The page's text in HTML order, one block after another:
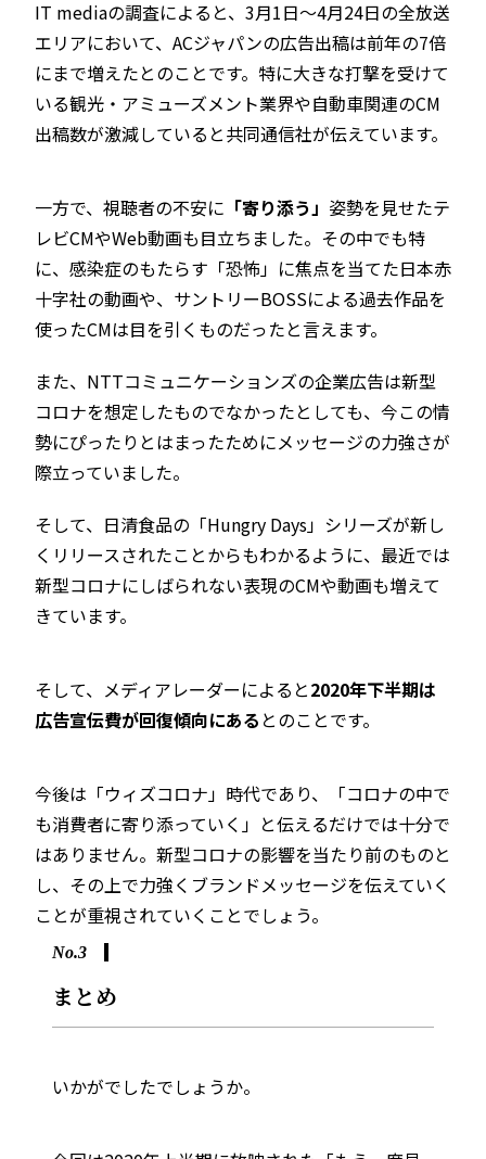
IT mediaの調査によると、3月1日〜4月24日の全放送
エリアにおいて、ACジャパンの広告出稿は前年の7倍
にまで増えたとのことです。特に大きな打撃を受けて
いる観光・アミューズメント業界や自動車関連のCM
出稿数が激減していると共同通信社が伝えています。
一方で、視聴者の不安に 「寄り添う」 姿勢を見せたテ
レビCMやWeb動画も目立ちました。その中でも特
に、感染症のもたらす「恐怖」に焦点を当てた日本赤
十字社の動画や、サントリーBOSSによる過去作品を
使ったCMは目を引くものだったと言えます。
また、NTTコミュニケーションズの企業広告は新型
コロナを想定したものでなかったとしても、今この情
勢にぴったりとはまったためにメッセージの力強さが
際立っていました。
そして、日清食品の「Hungry Days」シリーズが新し
くリリースされたことからもわかるように、最近では
新型コロナにしばられない表現のCMや動画も増えて
きています。
そして、 メディアレーダーによると2020年下半期は
広告宣伝費が回復傾向にある とのことです。
今後は「ウィズコロナ」時代であり、「コロナの中で
も消費者に寄り添っていく」と伝えるだけでは十分で
はありません。新型コロナの影響を当たり前のものと
し、その上で力強くブランドメッセージを伝えていく
ことが重視されていくことでしょう。
No.3
まとめ
いかがでしたでしょうか。